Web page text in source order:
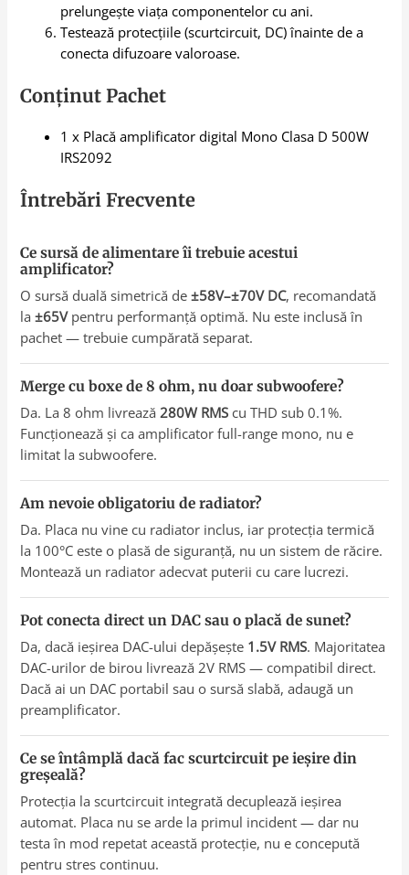
prelungește viața componentelor cu ani.
Testează protecțiile (scurtcircuit, DC) înainte de a
conecta difuzoare valoroase.
Conținut Pachet
1 x Placă amplificator digital Mono Clasa D 500W
IRS2092
Întrebări Frecvente
Ce sursă de alimentare îi trebuie acestui
amplificator?
O sursă duală simetrică de±58V–±70V DC, recomandată
la±65Vpentru performanță optimă. Nu este inclusă în
pachet — trebuie cumpărată separat.
Merge cu boxe de 8 ohm, nu doar subwoofere?
Da. La 8 ohm livrează280W RMS cu THD sub 0.1%.
Funcționează și ca amplificator full-range mono, nu e
limitat la subwoofere.
Am nevoie obligatoriu de radiator?
Da. Placa nu vine cu radiator inclus, iar protecția termică
la 100°C este o plasă de siguranță, nu un sistem de răcire.
Montează un radiator adecvat puterii cu care lucrezi.
Pot conecta direct un DAC sau o placă de sunet?
Da, dacă ieșirea DAC-ului depășește 1.5V RMS. Majoritatea
DAC-urilor de birou livrează 2V RMS — compatibil direct.
Dacă ai un DAC portabil sau o sursă slabă, adaugă un
preamplificator.
Ce se întâmplă dacă fac scurtcircuit pe ieșire din
greșeală?
Protecția la scurtcircuit integrată decuplează ieșirea
automat. Placa nu se arde la primul incident — dar nu
testa în mod repetat această protecție, nu e concepută
pentru stres continuu.